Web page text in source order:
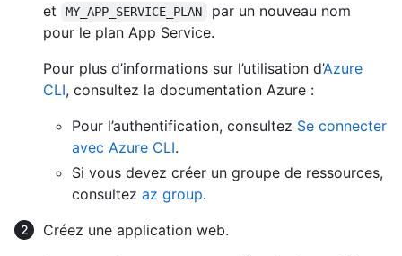
et
MY_APP_SERVICE_PLAN
par un nouveau nom
pour le plan App Service.
Pour plus d’informations sur l’utilisation d’Azure
CLI, consultez la documentation Azure :
Pour l’authentification, consultez Se connecter
avec Azure CLI.
Si vous devez créer un groupe de ressources,
consultez az group.
Créez une application web.